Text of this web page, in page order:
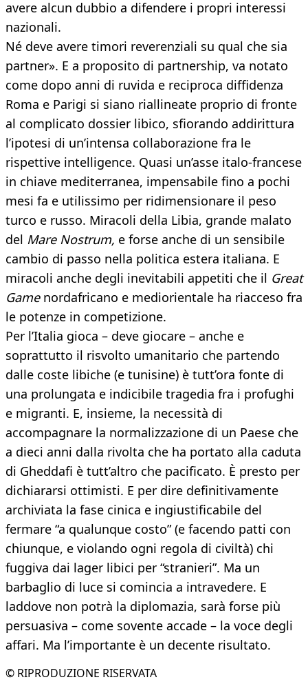
avere alcun dubbio a difendere i propri interessi
nazionali.
Né deve avere timori reverenziali su qual che sia
partner». E a proposito di partnership, va notato
come dopo anni di ruvida e reciproca diffidenza
Roma e Parigi si siano riallineate proprio di fronte
al complicato dossier libico, sfiorando addirittura
l’ipotesi di un’intensa collaborazione fra le
rispettive intelligence. Quasi un’asse italo-francese
in chiave mediterranea, impensabile fino a pochi
mesi fa e utilissimo per ridimensionare il peso
turco e russo. Miracoli della Libia, grande malato
del Mare Nostrum, e forse anche di un sensibile
cambio di passo nella politica estera italiana. E
miracoli anche degli inevitabili appetiti che il Great
Gamenordafricano e mediorientale ha riacceso fra
le potenze in competizione.
Per l’Italia gioca – deve giocare – anche e
soprattutto il risvolto umanitario che partendo
dalle coste libiche (e tunisine) è tutt’ora fonte di
una prolungata e indicibile tragedia fra i profughi
e migranti. E, insieme, la necessità di
accompagnare la normalizzazione di un Paese che
a dieci anni dalla rivolta che ha portato alla caduta
di Gheddafi è tutt’altro che pacificato. È presto per
dichiararsi ottimisti. E per dire definitivamente
archiviata la fase cinica e ingiustificabile del
fermare “a qualunque costo” (e facendo patti con
chiunque, e violando ogni regola di civiltà) chi
fuggiva dai lager libici per “stranieri”. Ma un
barbaglio di luce si comincia a intravedere. E
laddove non potrà la diplomazia, sarà forse più
persuasiva – come sovente accade – la voce degli
affari. Ma l’importante è un decente risultato.
© RIPRODUZIONE RISERVATA